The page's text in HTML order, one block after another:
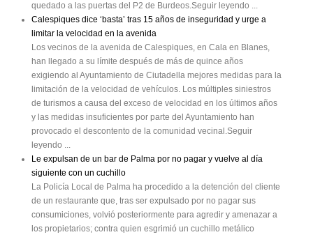
quedado a las puertas del P2 de Burdeos.Seguir leyendo ...
Calespiques dice ‘basta’ tras 15 años de inseguridad y urge a
limitar la velocidad en la avenida
Los vecinos de la avenida de Calespiques, en Cala en Blanes,
han llegado a su límite después de más de quince años
exigiendo al Ayuntamiento de Ciutadella mejores medidas para la
limitación de la velocidad de vehículos. Los múltiples siniestros
de turismos a causa del exceso de velocidad en los últimos años
y las medidas insuficientes por parte del Ayuntamiento han
provocado el descontento de la comunidad vecinal.Seguir
leyendo ...
Le expulsan de un bar de Palma por no pagar y vuelve al día
siguiente con un cuchillo
La Policía Local de Palma ha procedido a la detención del cliente
de un restaurante que, tras ser expulsado por no pagar sus
consumiciones, volvió posteriormente para agredir y amenazar a
los propietarios; contra quien esgrimió un cuchillo metálico